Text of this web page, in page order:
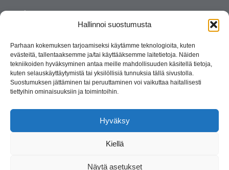
Hallinnoi suostumusta
Parhaan kokemuksen tarjoamiseksi käytämme teknologioita, kuten
evästeitä, tallentaaksemme ja/tai käyttääksemme laitetietoja. Näiden
tekniikoiden hyväksyminen antaa meille mahdollisuuden käsitellä tietoja,
kuten selauskäyttäytymistä tai yksilöllisiä tunnuksia tällä sivustolla.
Suostumuksen jättäminen tai peruuttaminen voi vaikuttaa haitallisesti
tiettyihin ominaisuuksiin ja toimintoihin.
Hyväksy
Kiellä
Näytä asetukset
perheyritys yli 35 vuotta.
© 2026 Consult Lady